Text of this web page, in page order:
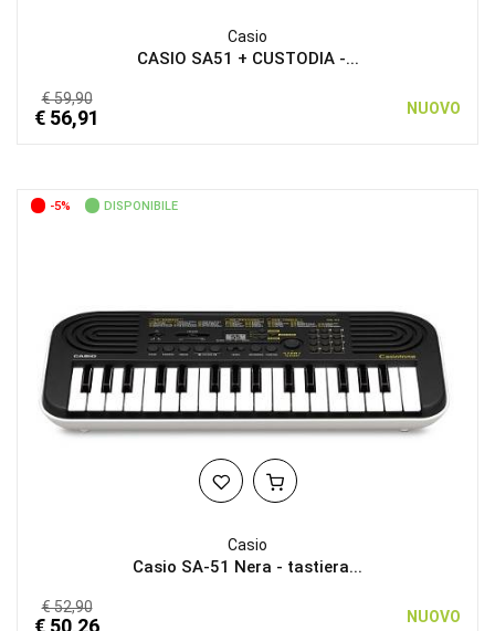
Casio
CASIO SA51 + CUSTODIA -...
€ 59,90
€ 56,91 NUOVO
-5% DISPONIBILE
Casio
Casio SA-51 Nera - tastiera...
€ 52,90
€ 50,26 NUOVO